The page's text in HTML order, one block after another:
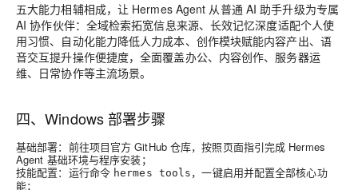
五大能力相辅相成，让 Hermes Agent 从普通 AI 助手升级为专属
AI 协作伙伴：全域检索拓宽信息来源、长效记忆深度适配个人使
用习惯、自动化能力降低人力成本、创作模块赋能内容产出、语
音交互提升操作便捷度，全面覆盖办公、内容创作、服务器运
维、日常协作等主流场景。
四、Windows 部署步骤
基础部署：前往项目官方 GitHub 仓库，按照页面指引完成 Hermes
Agent 基础环境与程序安装；
技能配置：运行命令 hermes tools ，一键启用并配置全部核心功
能；